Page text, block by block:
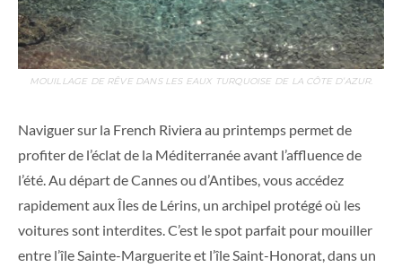
MOUILLAGE DE RÊVE DANS LES EAUX TURQUOISE DE LA CÔTE D’AZUR.
Naviguer sur la French Riviera au printemps permet de
profiter de l’éclat de la Méditerranée avant l’affluence de
l’été. Au départ de Cannes ou d’Antibes, vous accédez
rapidement aux Îles de Lérins, un archipel protégé où les
voitures sont interdites. C’est le spot parfait pour mouiller
entre l’île Sainte-Marguerite et l’île Saint-Honorat, dans un